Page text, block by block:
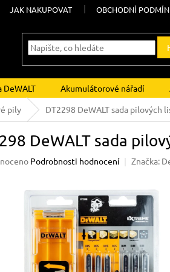
JAK NAKUPOVAT OBCHODNÍ
DeWALT Akumulátorové nářadí
pily DT2298 DeWALT sada pilových
DeWALT sada
Podrobnosti hodnocení Značka: